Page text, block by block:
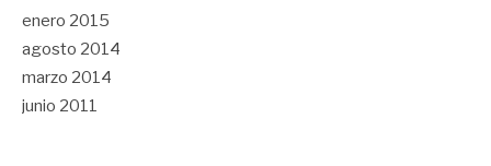
enero 2015
agosto 2014
marzo 2014
junio 2011